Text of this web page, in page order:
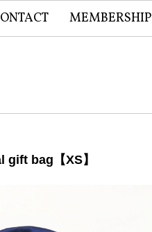
MEMBERSHIP
gift bag【XS】